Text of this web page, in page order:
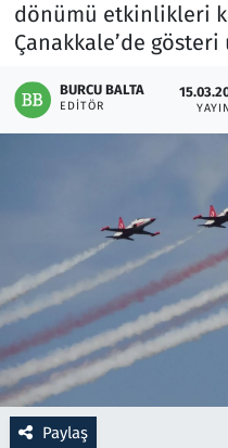
dönümü etkinlikleri
Çanakkale’de gösteri
BURCU BALTA
EDITÖR
Paylaş
Memur ve Kamu
Otomobil
Resmi İlanlar
Rüya Tabirleri
Sağlık
Savunma Sanayi